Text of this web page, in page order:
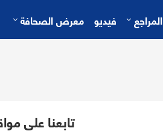
المراجع فيديو معرض الصحافة
تابعنا على